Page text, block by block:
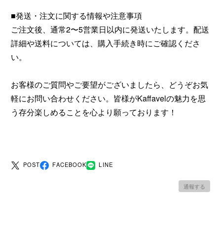
■発送・注文に関する情報や注意事項
ご注文後、通常2〜5営業日以内に発送いたします。配送
詳細や送料については、購入手続き時にご確認くださ
い。
お客様のご質問やご要望がございましたら、どうぞお気
軽にお問い合わせください。皆様がKaffavelの魅力を思
う存分楽しめることを心より願っております！
POST FACEBOOK LINE
通報する